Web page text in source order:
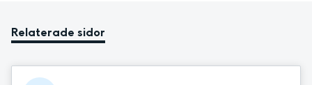
Relaterade sidor